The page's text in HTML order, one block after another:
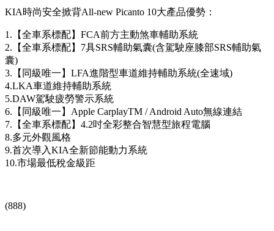
KIA時尚安全掀背All-new Picanto 10大產品優勢：
1.【全車系標配】FCA前方主動煞車輔助系統
2.【全車系標配】7具SRS輔助氣囊(含駕駛座膝部SRS輔助氣
囊)
3.【同級唯一】LFA進階型車道維持輔助系統(全速域)
4.LKA車道維持輔助系統
5.DAW駕駛疲勞警示系統
6.【同級唯一】Apple CarplayTM / Android Auto無線連結
7.【全車系標配】4.2吋全彩整合智慧型旅程電腦
8.多元外觀風格
9.首次導入KIA全新節能動力系統
10.市場最低稅金級距
(888)